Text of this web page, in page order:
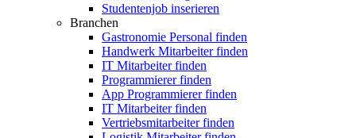
Studentenjob inserieren
Branchen
Gastronomie Personal finden
Handwerk Mitarbeiter finden
IT Mitarbeiter finden
Programmierer finden
App Programmierer finden
IT Mitarbeiter finden
Vertriebsmitarbeiter finden